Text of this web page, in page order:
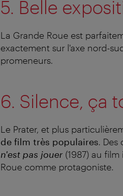
5. Belle
La Grande Roue est
exactement sur l'axe nord-
promeneurs.
6. Silence, ça
Le Prater, et plus
de film très populaires. Des
n'est pas jouer (1987) au
Roue comme protagoniste.